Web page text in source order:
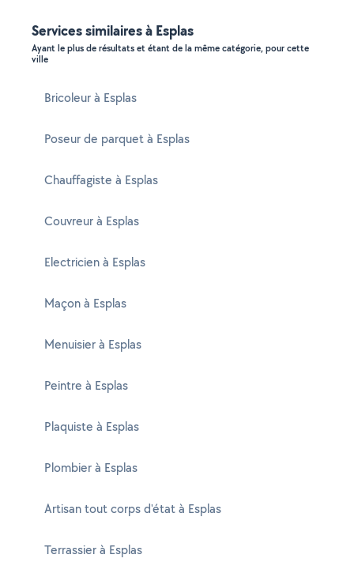
Services similaires à Esplas
Ayant le plus de résultats et étant de la même catégorie, pour cette
ville
Bricoleur à Esplas
Poseur de parquet à Esplas
Chauffagiste à Esplas
Couvreur à Esplas
Electricien à Esplas
Maçon à Esplas
Menuisier à Esplas
Peintre à Esplas
Plaquiste à Esplas
Plombier à Esplas
Artisan tout corps d'état à Esplas
Terrassier à Esplas